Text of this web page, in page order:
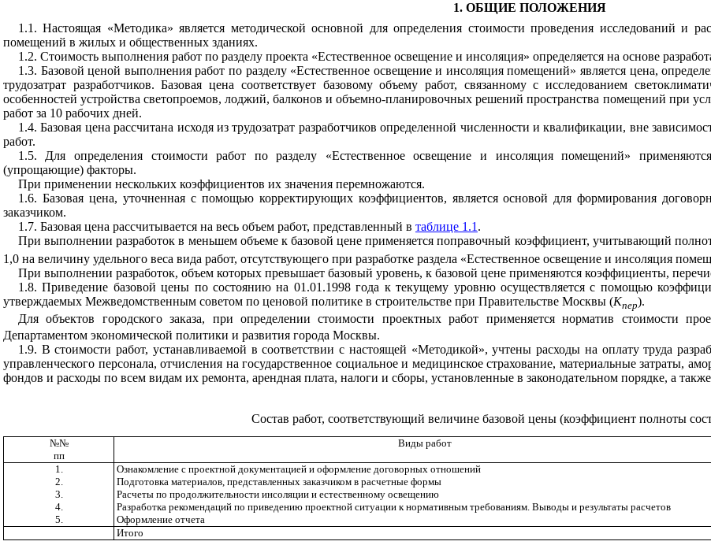
1. ОБЩИЕ ПОЛОЖЕНИЯ
1.1. Настоящая «Методика» является методической основной для определения стоимости проведения исследований и
помещений в жилых и общественных зданиях.
1.2. Стоимость выполнения работ по разделу проекта «Естественное освещение и инсоляция» определяется на основе
1.3. Базовой ценой выполнения работ по разделу «Естественное освещение и инсоляция помещений» является цена,
трудозатрат разработчиков. Базовая цена соответствует базовому объему работ, связанному с исследованием
особенностей устройства светопроемов, лоджий, балконов и объемно-планировочных решений пространства помещений при
работ за 10 рабочих дней.
1.4. Базовая цена рассчитана исходя из трудозатрат разработчиков определенной численности и квалификации, вне
работ.
1.5. Для определения стоимости работ по разделу «Естественное освещение и инсоляция помещений»
(упрощающие) факторы.
При применении нескольких коэффициентов их значения перемножаются.
1.6. Базовая цена, уточненная с помощью корректирующих коэффициентов, является основой для формирования
заказчиком.
1.7. Базовая цена рассчитывается на весь объем работ, представленный в таблице 1.1 .
При выполнении разработок в меньшем объеме к базовой цене применяется поправочный коэффициент, учитывающий
1,0 на величину удельного веса вида работ, отсутствующего при разработке раздела «Естественное освещение и инсоляция
При выполнении разработок, объем которых превышает базовый уровень, к базовой цене применяются коэффициенты,
1.8. Приведение базовой цены по состоянию на 01.01.1998 года к текущему уровню осуществляется с помощью
утверждаемых Межведомственным советом по ценовой политике в строительстве при Правительстве Москвы (Кпер).
Для объектов городского заказа, при определении стоимости проектных работ применяется норматив стоимости
Департаментом экономической политики и развития города Москвы.
1.9. В стоимости работ, устанавливаемой в соответствии с настоящей «Методикой», учтены расходы на оплату труда
управленческого персонала, отчисления на государственное социальное и медицинское страхование, материальные затраты,
фондов и расходы по всем видам их ремонта, арендная плата, налоги и сборы, установленные в законодательном порядке, а
Состав работ, соответствующий величине базовой цены (коэффициент полноты
№№
пп
Виды работ
1. Ознакомление с проектной документацией и оформление договорных отношений
2.
Подготовка материалов, представленных заказчиком в расчетные формы
3.
Расчеты по продолжительности инсоляции и естественному освещению
4.
Разработка рекомендаций по приведению проектной ситуации к нормативным требованиям. Выводы и результаты расчетов
5.
Оформление отчета
Итого